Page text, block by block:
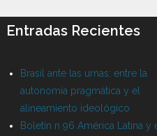
Entradas Recientes
Brasil ante las urnas: entre la
autonomía pragmática y el
alineamiento ideológico
Boletín n 96 América Latina y